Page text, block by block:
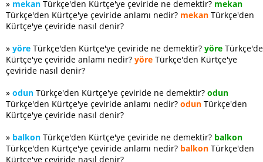
» mekan Türkçe'den Kürtçe'ye çeviride ne demektir? mekan
Türkçe'den Kürtçe'ye çeviride anlamı nedir? mekan Türkçe'den
Kürtçe'ye çeviride nasıl denir?
» yöre Türkçe'den Kürtçe'ye çeviride ne demektir? yöre
Kürtçe'ye çeviride anlamı nedir? yöre Türkçe'den Kürtçe'ye
çeviride nasıl denir?
» odun Türkçe'den Kürtçe'ye çeviride ne demektir? odun
Türkçe'den Kürtçe'ye çeviride anlamı nedir? odun Türkçe'den
Kürtçe'ye çeviride nasıl denir?
» balkon Türkçe'den Kürtçe'ye çeviride ne demektir? balkon
Türkçe'den Kürtçe'ye çeviride anlamı nedir? balkon Türkçe'den
Kürtçe'ye çeviride nasıl denir?